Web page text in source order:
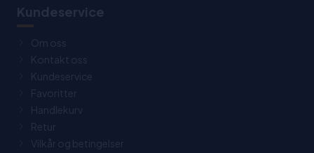
Kundeservice
Om oss
Kontakt oss
Kundeservice
Favoritter
Handlekurv
Retur
Vilkår og betingelser